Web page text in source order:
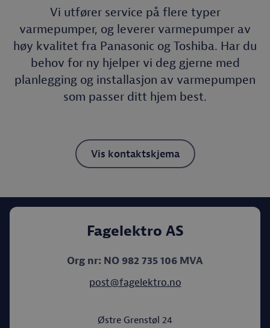
Vi utfører service på flere typer
varmepumper, og leverer varmepumper av
høy kvalitet fra Panasonic og Toshiba. Har du
behov for ny hjelper vi deg gjerne med
planlegging og installasjon av varmepumpen
som passer ditt hjem best.
Vis kontaktskjema
Fagelektro AS
Org nr: NO 982 735 106 MVA
post@fagelektro.no
Østre Grenstøl 24